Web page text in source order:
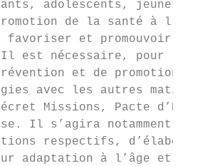
adolescents, jeunes
de la santé à
favoriser et promouvoir
est nécessaire, pour
et de promotion
avec les autres
Missions, Pacte
Il s’agira notamment de
respectifs,
adaptation à l’âge et